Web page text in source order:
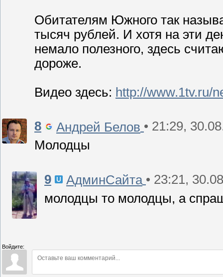
Обитателям Южного так
тысяч рублей. И хотя на эти
немало полезного, здесь
дороже.
Видео здесь: http://www.1tv.ru/
8 Андрей Белов • 21:29,
Молодцы
9 АдминСайта • 23:21,
молодцы то молодцы, а
Войдите: